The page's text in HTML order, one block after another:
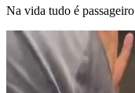
Na vida tudo é passageiro